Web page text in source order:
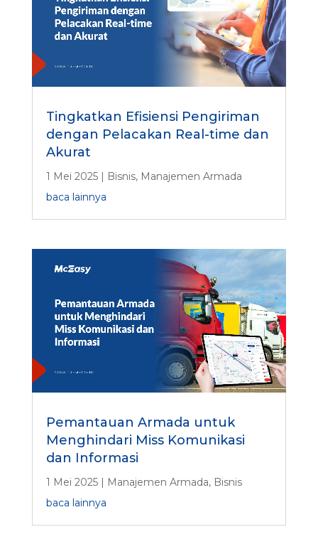
Tingkatkan Efisiensi Pengiriman
dengan Pelacakan Real-time dan
Akurat
1 Mei 2025| Bisnis, Manajemen Armada
baca lainnya
Pemantauan Armada untuk
Menghindari Miss Komunikasi
dan Informasi
1 Mei 2025| Manajemen Armada, Bisnis
baca lainnya